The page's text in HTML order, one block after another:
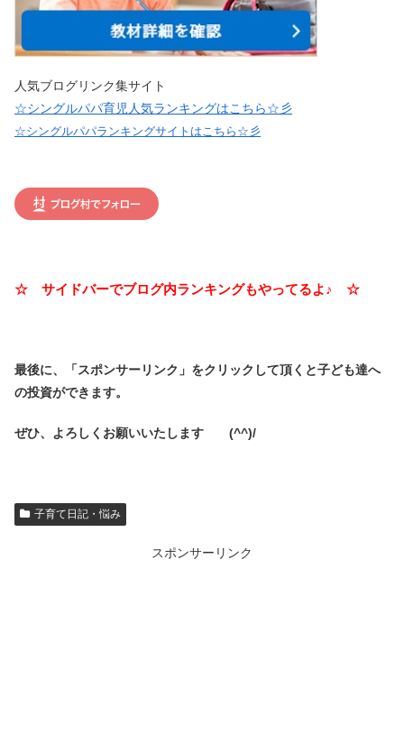
人気ブログリンク集サイト
☆シングルパパ育児人気ランキングはこちら☆彡
☆シングルパパランキングサイトはこちら☆彡
☆ サイドバーでブログ内ランキングもやってるよ♪ ☆
最後に、「スポンサーリンク」をクリックして頂くと子ども達へ
の投資ができます。
ぜひ、よろしくお願いいたします (^^)/
子育て日記・悩み
スポンサーリンク